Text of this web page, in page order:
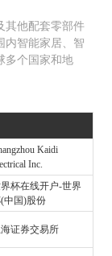
其他配套零部件
内智能家居、智
多个国家和地
Kaidi
Inc.
杯在线开户-世界
中国)股份
证券交易所